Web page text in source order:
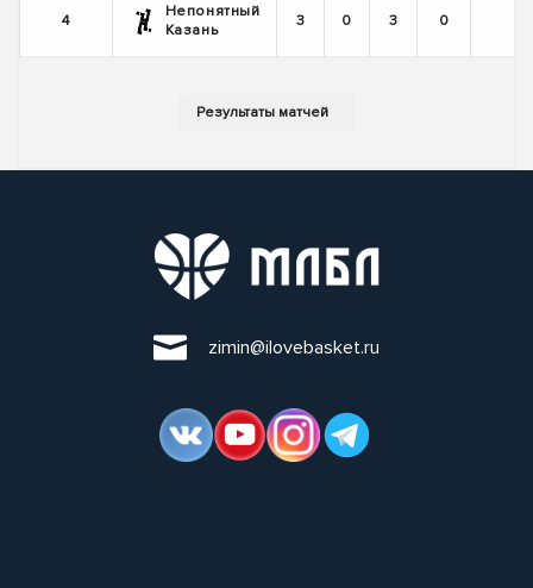
4
Непонятный
Казань
3 0 3 0
zimin@ilovebasket.ru